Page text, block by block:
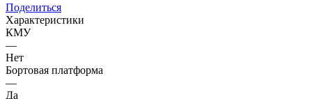
Поделиться
Характеристики
КМУ
—
Нет
Бортовая платформа
—
Да